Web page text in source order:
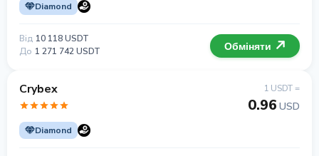
Diamond
Від 10 118 USDT
До 1 271 742 USDT Обміняти
Crybex
Diamond
1 USDT =
0.96 USD